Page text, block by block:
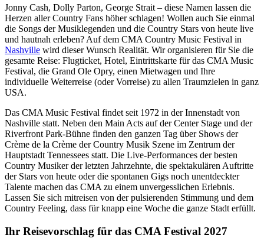
Jonny Cash, Dolly Parton, George Strait – diese Namen lassen die
Herzen aller Country Fans höher schlagen! Wollen auch Sie einmal
die Songs der Musiklegenden und die Country Stars von heute live
und hautnah erleben? Auf dem CMA Country Music Festival in
Nashville wird dieser Wunsch Realität. Wir organisieren für Sie die
gesamte Reise: Flugticket, Hotel, Eintrittskarte für das CMA Music
Festival, die Grand Ole Opry, einen Mietwagen und Ihre
individuelle Weiterreise (oder Vorreise) zu allen Traumzielen in ganz
USA.
Das CMA Music Festival findet seit 1972 in der Innenstadt von
Nashville statt. Neben den Main Acts auf der Center Stage und der
Riverfront Park-Bühne finden den ganzen Tag über Shows der
Crème de la Crème der Country Musik Szene im Zentrum der
Hauptstadt Tennessees statt. Die Live-Performances der besten
Country Musiker der letzten Jahrzehnte, die spektakulären Auftritte
der Stars von heute oder die spontanen Gigs noch unentdeckter
Talente machen das CMA zu einem unvergesslichen Erlebnis.
Lassen Sie sich mitreisen von der pulsierenden Stimmung und dem
Country Feeling, dass für knapp eine Woche die ganze Stadt erfüllt.
Ihr Reisevorschlag für das CMA Festival 2027